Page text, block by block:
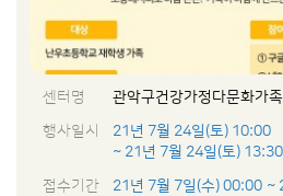
센터명
관악구건강가정다문화가
행사일시
21년 7월 24일(토) 10:00
~ 21년 7월 24일(토) 13:30
접수기간
21년 7월 7일(수) 00:00 ~